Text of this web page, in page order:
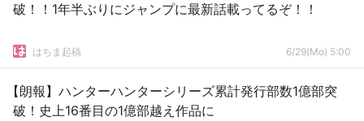
破！！1年半ぶりにジャンプに最新話載ってるぞ！！
はちま起稿 6/29(Mo) 5:00
【朗報】ハンターハンターシリーズ累計発行部数1億部突
破！史上16番目の1億部越え作品に